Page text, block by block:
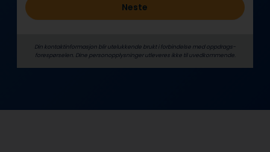
Neste
Din kontaktinformasjon blir utelukkende brukt i forbindelse med oppdrags­
forespørselen. Dine person­­opplysninger utleveres ikke til uvedkommende.